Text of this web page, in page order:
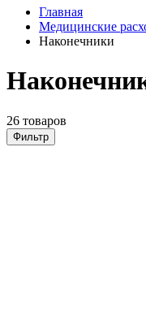
Главная
Медицинские
Наконечники
26 товаров
Фильтр